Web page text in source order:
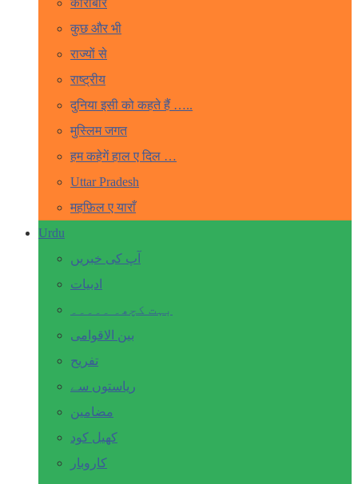
कारोबार
कुछ और भी
राज्यों से
राष्ट्रीय
दुनिया इसी को कहते हैं …..
मुस्लिम जगत
हम कहेगें हाल ए दिल …
Uttar Pradesh
महफ़िल ए याराँ
Urdu
آپ کی خبریں
ادبیات
بہت کچھ۔ ۔۔۔۔۔
بین الاقوامی
تفریح
ریاستوں سے
مضامین
کھیل کود
کاروبار